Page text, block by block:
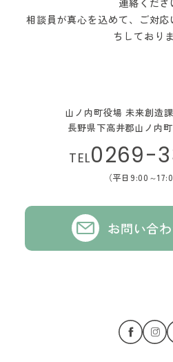
相談員が真心を込めて、ご対
ちしておりま
山ノ内町役場 未来創造
長野県下高井郡山ノ内
TEL0269-
（平日9:00～
お問い合